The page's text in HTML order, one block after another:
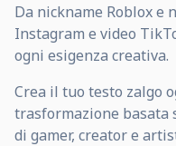
Da nickname Roblox e
Instagram e video
ogni esigenza creativa.
Crea il tuo testo zalgo
trasformazione basata
di gamer, creator e